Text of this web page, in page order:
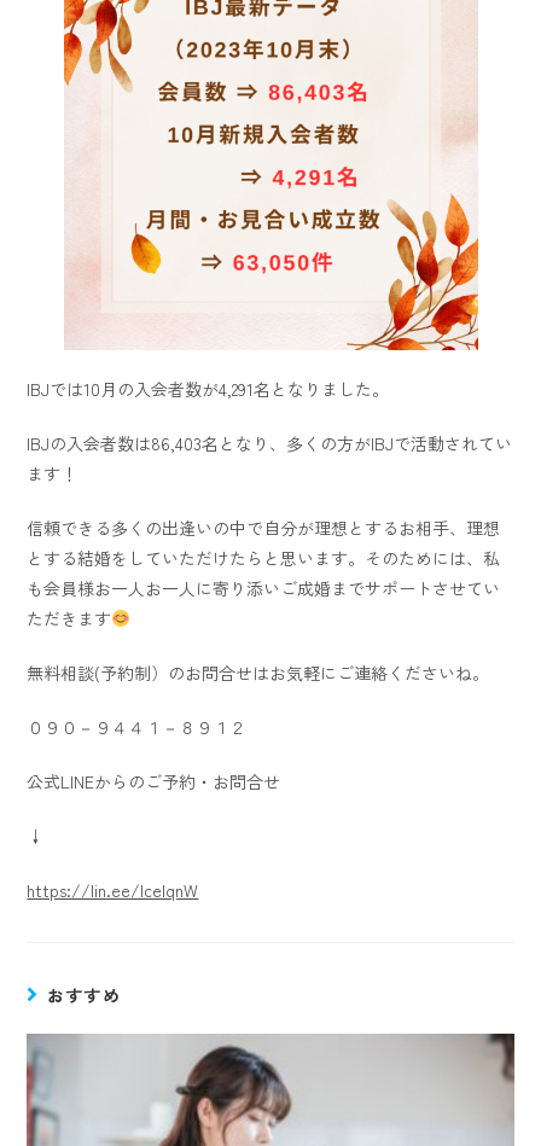
IBJでは10月の入会者数が4,291名となりました。
IBJの入会者数は86,403名となり、多くの方がIBJで活動されてい
ます！
信頼できる多くの出逢いの中で自分が理想とするお相手、理想
とする結婚をしていただけたらと思います。そのためには、私
も会員様お一人お一人に寄り添いご成婚までサポートさせてい
ただきます
無料相談(予約制）のお問合せはお気軽にご連絡くださいね。
０９０－９４４１－８９１２
公式LINEからのご予約・お問合せ
↓
https://lin.ee/lcelqnW
おすすめ